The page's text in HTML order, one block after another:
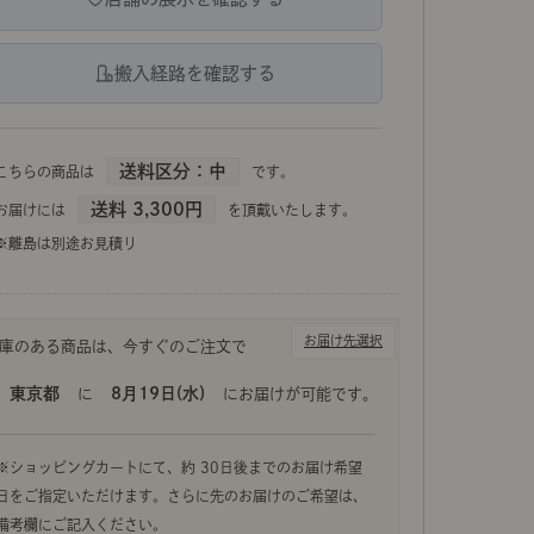
ンドリネンミックス）」。
搬入経路を確認する
ちらの商品は 送料区分：中 です。
届けには 送料 3,300円 を頂戴いたします。
離島は別途お見積り
東京都 に 8月19日(水) にお届けが可能です。
お届け先選択